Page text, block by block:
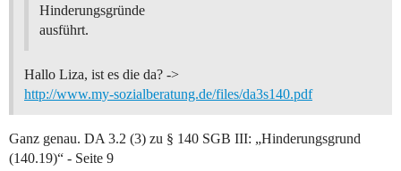
Hinderungsgründe
ausführt.
Hallo Liza, ist es die da? ->
http://www.my-sozialberatung.de/files/da3s140.pdf
Ganz genau. DA 3.2 (3) zu § 140 SGB III: „Hinderungsgrund
(140.19)“ - Seite 9